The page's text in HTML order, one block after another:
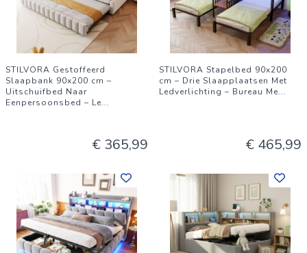
STILVORA Gestoffeerd
Slaapbank 90x200 cm –
Uitschuifbed Naar
Eenpersoonsbed – Le...
€ 365,99
STILVORA Stapelbed 90x200
cm – Drie Slaapplaatsen Met
Ledverlichting – Bureau Me...
€ 465,99